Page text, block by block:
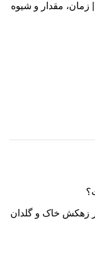
زمان، مقدار و شیوه
زهکش خاک و گلدان